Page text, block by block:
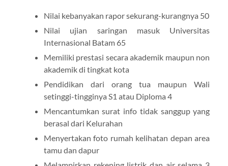
Nilai kebanyakan rapor sekurang-kurangnya 50
Nilai ujian saringan masuk Universitas
Internasional Batam 65
Memiliki prestasi secara akademik maupun non
akademik di tingkat kota
Pendidikan dari orang tua maupun Wali
setinggi-tingginya S1 atau Diploma 4
Mencantumkan surat info tidak sanggup yang
berasal dari Kelurahan
Menyertakan foto rumah kelihatan depan area
tamu dan dapur